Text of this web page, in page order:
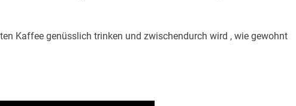
Kaffee genüsslich trinken und zwischendurch wird , wie gewohnt